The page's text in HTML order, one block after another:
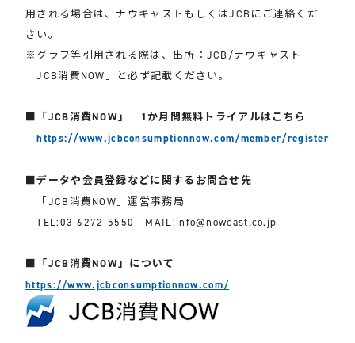
用される場合は、ナウキャストもしくはJCBにご連絡くだ
さい。
※グラフ等引用される際は、出所：JCB/ナウキャスト
「JCB消費NOW」と必ず記載ください。
■「JCB消費NOW」 1か月間無料トライアルはこちら
https://www.jcbconsumptionnow.com/member/register
■データや会員登録などに関するお問合せ先
「JCB消費NOW」運営事務局
TEL:03-6272-5550 MAIL:info@nowcast.co.jp
■「JCB消費NOW」について
https://www.jcbconsumptionnow.com/